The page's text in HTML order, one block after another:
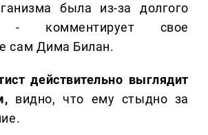
была из-за долгого
- комментирует свое
сам Дима Билан.
действительно выглядит
видно, что ему стыдно за